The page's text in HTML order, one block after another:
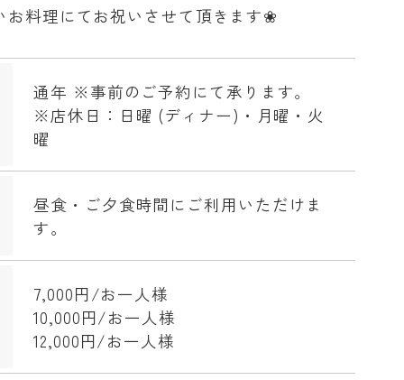
お料理にてお祝いさせて頂きます❀
通年 ※事前のご予約にて承ります。
※店休日：日曜 (ディナー)・月曜・火
曜
昼食・ご夕食時間にご利用いただけま
す。
7,000円/お一人様
10,000円/お一人様
12,000円/お一人様